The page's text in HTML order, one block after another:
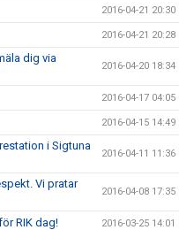
2016-04-21 20:30
2016-04-21 20:28
dig via
2016-04-20 18:34
2016-04-17 04:05
2016-04-15 14:49
i Sigtuna
2016-04-11 11:36
Vi pratar
2016-04-08 17:35
RIK dag! 2016-03-25 14:01